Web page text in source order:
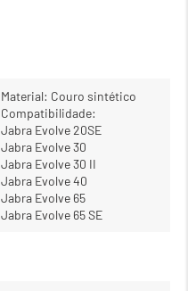
Material: Couro sintético
Compatibilidade:
Jabra Evolve 20SE
Jabra Evolve 30
Jabra Evolve 30 II
Jabra Evolve 40
Jabra Evolve 65
Jabra Evolve 65 SE